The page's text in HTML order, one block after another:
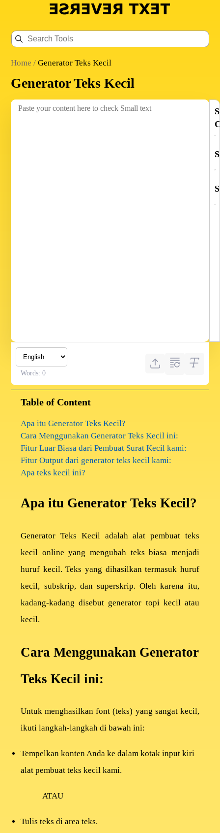
Home
Privacy
Policy
Home /Generator Teks Kecil
Generator Teks Kecil
Words:0
Table of Content
Apa itu Generator Teks Kecil?
Cara Menggunakan Generator Teks Kecil ini:
Fitur Luar Biasa dari Pembuat Surat Kecil kami:
Fitur Output dari generator teks kecil kami:
Apa teks kecil ini?
Apa itu Generator Teks Kecil?
Generator Teks Kecil adalah alat pembuat teks
kecil online yang mengubah teks biasa menjadi
huruf kecil. Teks yang dihasilkan termasuk huruf
kecil, subskrip, dan superskrip. Oleh karena itu,
kadang-kadang disebut generator topi kecil atau
kecil.
Cara Menggunakan Generator
Teks Kecil ini:
Untuk menghasilkan font (teks) yang sangat kecil,
ikuti langkah-langkah di bawah ini:
Tempelkan konten Anda ke dalam kotak input kiri
alat pembuat teks kecil kami.
ATAU
Tulis teks di area teks.